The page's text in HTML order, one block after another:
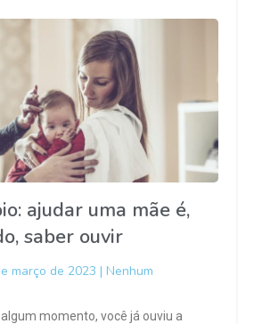
ajudar uma mãe é,
saber ouvir
março de 2023
Nenhum
momento, você já ouviu a